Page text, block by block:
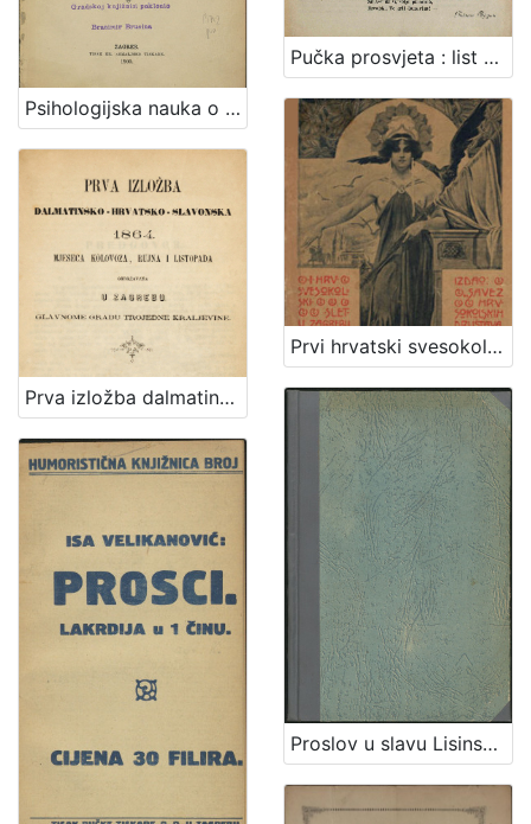
Pučka prosvjeta : list za pouku i zabavu / [urednik Stjepan Ortner]
Psihologijska nauka o apercepciji : rasprava odobrena od Mudroslovnoga fakulteta u Kr. sveučilištu Franje Josipa I. u Zagrebu / napisao Albert Bazala
Prvi hrvatski svesokolski slet u Zagrebu : dana 1., 2., 3. i 4. rujna god. 1906. / priredjuje ga Savez hrvatskih sokolskih društava ; [uredio Lav Mazzura]
Prva izložba dalmatinsko-hrvatsko-slavonska 1864. mjeseca kolovoza, rujna i listopada obdržavana u Zagrebu glavnome gradu Trojedine kraljevine
Proslov u slavu Lisinskoga prilikom predstave prve hrvatske opere Ljubav i zloba u Hrv. nar. kazalištu dne 21. listopada 1871. / sastavio ga A. Šenoa